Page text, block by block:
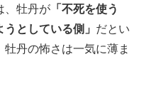
、牡丹が 「不死を使う
としている側」 だとい
丹の怖さは一気に薄ま